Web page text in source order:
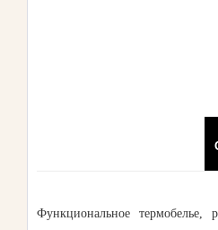
Функциональное термобелье,